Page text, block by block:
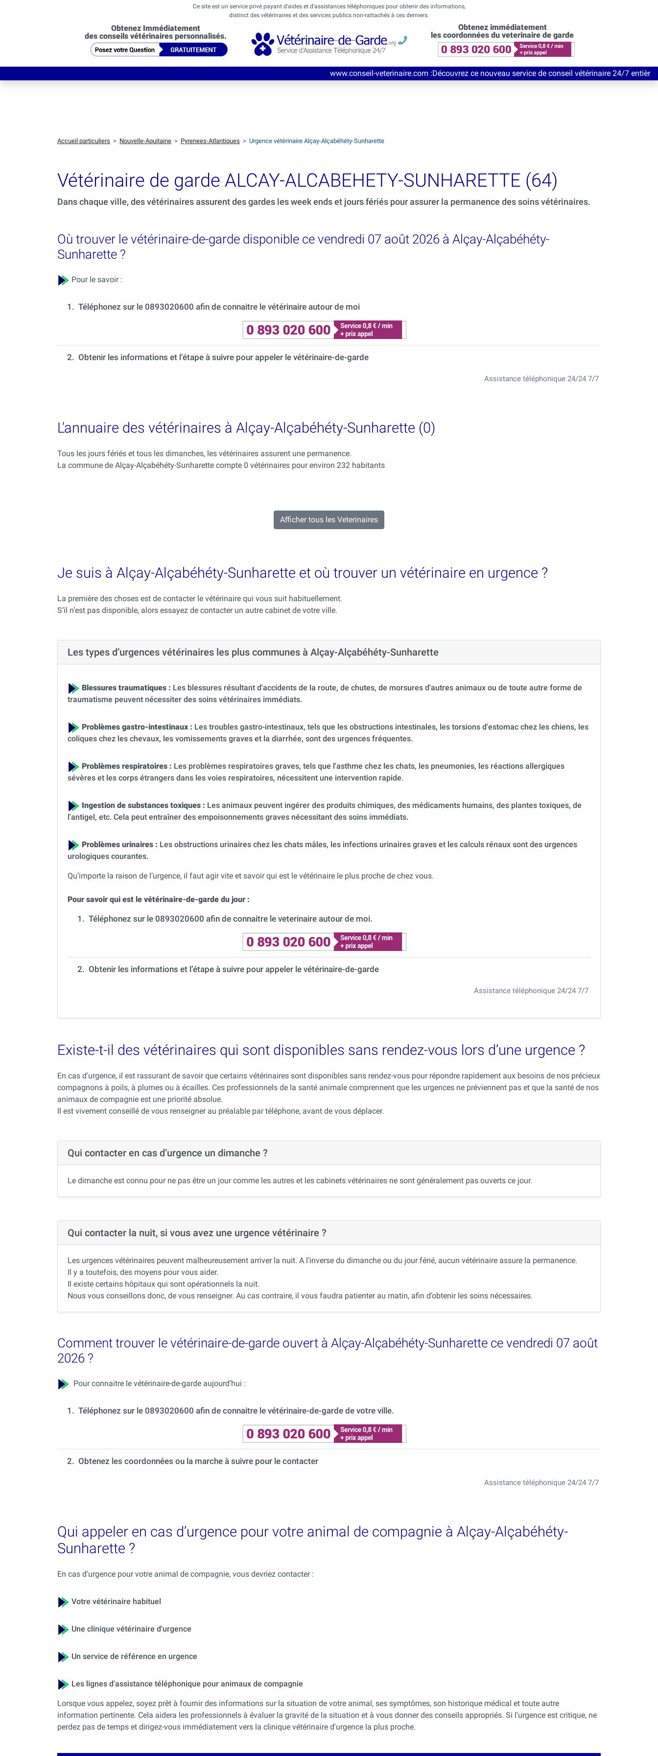
Ce site est un service privé payant d’aides et d’assistances téléphoniques pour obtenir des informations,
distinct des vétérinaires et des services publics non-rattachés à ces derniers.
Obtenez Immédiatement
des conseils vétérinaires personnalisés.
Obtenez immédiatement
les coordonnées du veterinaire de garde
www.conseil-veterinaire.com:Découvrez ce nouveau service de conseil vétérinaire 24/7 entièrement Gratuit
Accueil particuliers > Nouvelle-Aquitaine > Pyrenees-Atlantiques > Urgence vétérinaire Alçay-Alçabéhéty-Sunharette
Vétérinaire de garde ALCAY-ALCABEHETY-SUNHARETTE (64)
Dans chaque ville, des vétérinaires assurent des gardes les week ends et jours fériés pour assurer la permanence des soins vétérinaires.
Où trouver le vétérinaire-de-garde disponible ce vendredi 07 août 2026 à Alçay-Alçabéhéty-
Sunharette ?
Pour le savoir :
1. Téléphonez sur le 0893020600 afin de connaitre le vétérinaire autour de moi
2. Obtenir les informations et l’étape à suivre pour appeler le vétérinaire-de-garde
Assistance téléphonique 24/24 7/7
L'annuaire des vétérinaires à Alçay-Alçabéhéty-Sunharette (0)
Tous les jours fériés et tous les dimanches, les vétérinaires assurent une permanence.
La commune de Alçay-Alçabéhéty-Sunharette compte 0 vétérinaires pour environ 232 habitants
Afficher tous les Veterinaires
Je suis à Alçay-Alçabéhéty-Sunharette et où trouver un vétérinaire en urgence ?
La première des choses est de contacter le vétérinaire qui vous suit habituellement.
S’il n’est pas disponible, alors essayez de contacter un autre cabinet de votre ville.
Les types d’urgences vétérinaires les plus communes à Alçay-Alçabéhéty-Sunharette
Blessures traumatiques : Les blessures résultant d'accidents de la route, de chutes, de morsures d'autres animaux ou de toute autre forme de
traumatisme peuvent nécessiter des soins vétérinaires immédiats.
Problèmes gastro-intestinaux : Les troubles gastro-intestinaux, tels que les obstructions intestinales, les torsions d'estomac chez les chiens, les
coliques chez les chevaux, les vomissements graves et la diarrhée, sont des urgences fréquentes.
Problèmes respiratoires : Les problèmes respiratoires graves, tels que l'asthme chez les chats, les pneumonies, les réactions allergiques
sévères et les corps étrangers dans les voies respiratoires, nécessitent une intervention rapide.
Ingestion de substances toxiques : Les animaux peuvent ingérer des produits chimiques, des médicaments humains, des plantes toxiques, de
l'antigel, etc. Cela peut entraîner des empoisonnements graves nécessitant des soins immédiats.
Problèmes urinaires : Les obstructions urinaires chez les chats mâles, les infections urinaires graves et les calculs rénaux sont des urgences
urologiques courantes.
Qu’importe la raison de l’urgence, il faut agir vite et savoir qui est le vétérinaire le plus proche de chez vous.
Pour savoir qui est le vétérinaire-de-garde du jour :
1. Téléphonez sur le 0893020600 afin de connaitre le veterinaire autour de moi.
2. Obtenir les informations et l’étape à suivre pour appeler le vétérinaire-de-garde
Assistance téléphonique 24/24 7/7
Existe-t-il des vétérinaires qui sont disponibles sans rendez-vous lors d’une urgence ?
En cas d'urgence, il est rassurant de savoir que certains vétérinaires sont disponibles sans rendez-vous pour répondre rapidement aux besoins de nos précieux
compagnons à poils, à plumes ou à écailles. Ces professionnels de la santé animale comprennent que les urgences ne préviennent pas et que la santé de nos
animaux de compagnie est une priorité absolue.
Il est vivement conseillé de vous renseigner au préalable par téléphone, avant de vous déplacer.
Qui contacter en cas d’urgence un dimanche ?
Le dimanche est connu pour ne pas être un jour comme les autres et les cabinets vétérinaires ne sont généralement pas ouverts ce jour.
Qui contacter la nuit, si vous avez une urgence vétérinaire ?
Les urgences vétérinaires peuvent malheureusement arriver la nuit. A l’inverse du dimanche ou du jour férié, aucun vétérinaire assure la permanence.
Il y a toutefois, des moyens pour vous aider.
Il existe certains hôpitaux qui sont opérationnels la nuit.
Nous vous conseillons donc, de vous renseigner. Au cas contraire, il vous faudra patienter au matin, afin d’obtenir les soins nécessaires.
Comment trouver le vétérinaire-de-garde ouvert à Alçay-Alçabéhéty-Sunharette ce vendredi 07 août
2026 ?
Pour connaitre le vétérinaire-de-garde aujourd’hui :
1. Téléphonez sur le 0893020600 afin de connaitre le vétérinaire-de-garde de votre ville.
2. Obtenez les coordonnées ou la marche à suivre pour le contacter
Assistance téléphonique 24/24 7/7
Qui appeler en cas d’urgence pour votre animal de compagnie à Alçay-Alçabéhéty-
Sunharette ?
En cas d'urgence pour votre animal de compagnie, vous devriez contacter :
Votre vétérinaire habituel
Une clinique vétérinaire d'urgence
Un service de référence en urgence
Les lignes d'assistance téléphonique pour animaux de compagnie
Lorsque vous appelez, soyez prêt à fournir des informations sur la situation de votre animal, ses symptômes, son historique médical et toute autre
information pertinente. Cela aidera les professionnels à évaluer la gravité de la situation et à vous donner des conseils appropriés. Si l'urgence est critique, ne
perdez pas de temps et dirigez-vous immédiatement vers la clinique vétérinaire d'urgence la plus proche.